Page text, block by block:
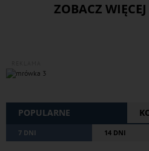
ZOBACZ
POPULARNE
7 DNI 14 DNI